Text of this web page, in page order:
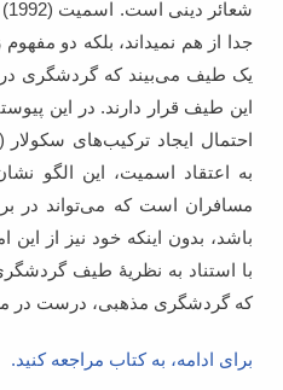
جدا از هم نمی‏داند، بلکه دو
یک طیف می‌بیند که گردشگری در
این طیف قرار دارند. در این
احتمال ایجاد ترکیب‌های
به اعتقاد اسمیت، این الگو
مسافران است که می‌تواند در
با استناد به نظریۀ طیف
که گردشگری مذهبی، درست در
برای ادامه، به کتاب مراجعه کنید.